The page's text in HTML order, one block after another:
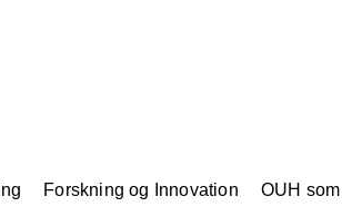
Forskning og Innovation OUH